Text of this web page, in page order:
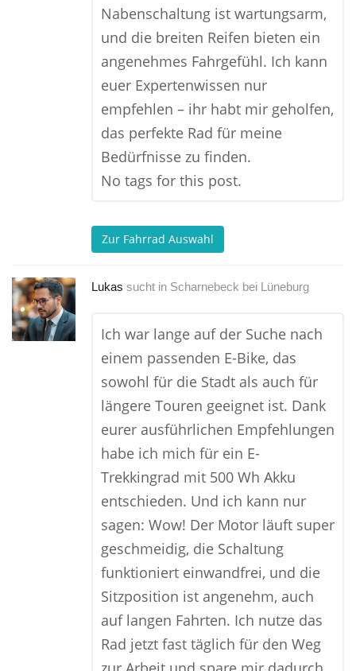
Nabenschaltung ist wartungsarm,
und die breiten Reifen bieten ein
angenehmes Fahrgefühl. Ich kann
euer Expertenwissen nur
empfehlen – ihr habt mir geholfen,
das perfekte Rad für meine
Bedürfnisse zu finden.
No tags for this post.
Zur Fahrrad Auswahl
Lukas sucht in Scharnebeck bei Lüneburg
Ich war lange auf der Suche nach
einem passenden E-Bike, das
sowohl für die Stadt als auch für
längere Touren geeignet ist. Dank
eurer ausführlichen Empfehlungen
habe ich mich für ein E-
Trekkingrad mit 500 Wh Akku
entschieden. Und ich kann nur
sagen: Wow! Der Motor läuft super
geschmeidig, die Schaltung
funktioniert einwandfrei, und die
Sitzposition ist angenehm, auch
auf langen Fahrten. Ich nutze das
Rad jetzt fast täglich für den Weg